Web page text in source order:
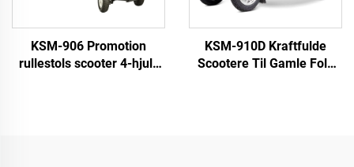
KSM-906 Promotion
rullestols scooter 4-hjuls
KSM-910D Kraftfulde
Scootere Til Gamle Folk